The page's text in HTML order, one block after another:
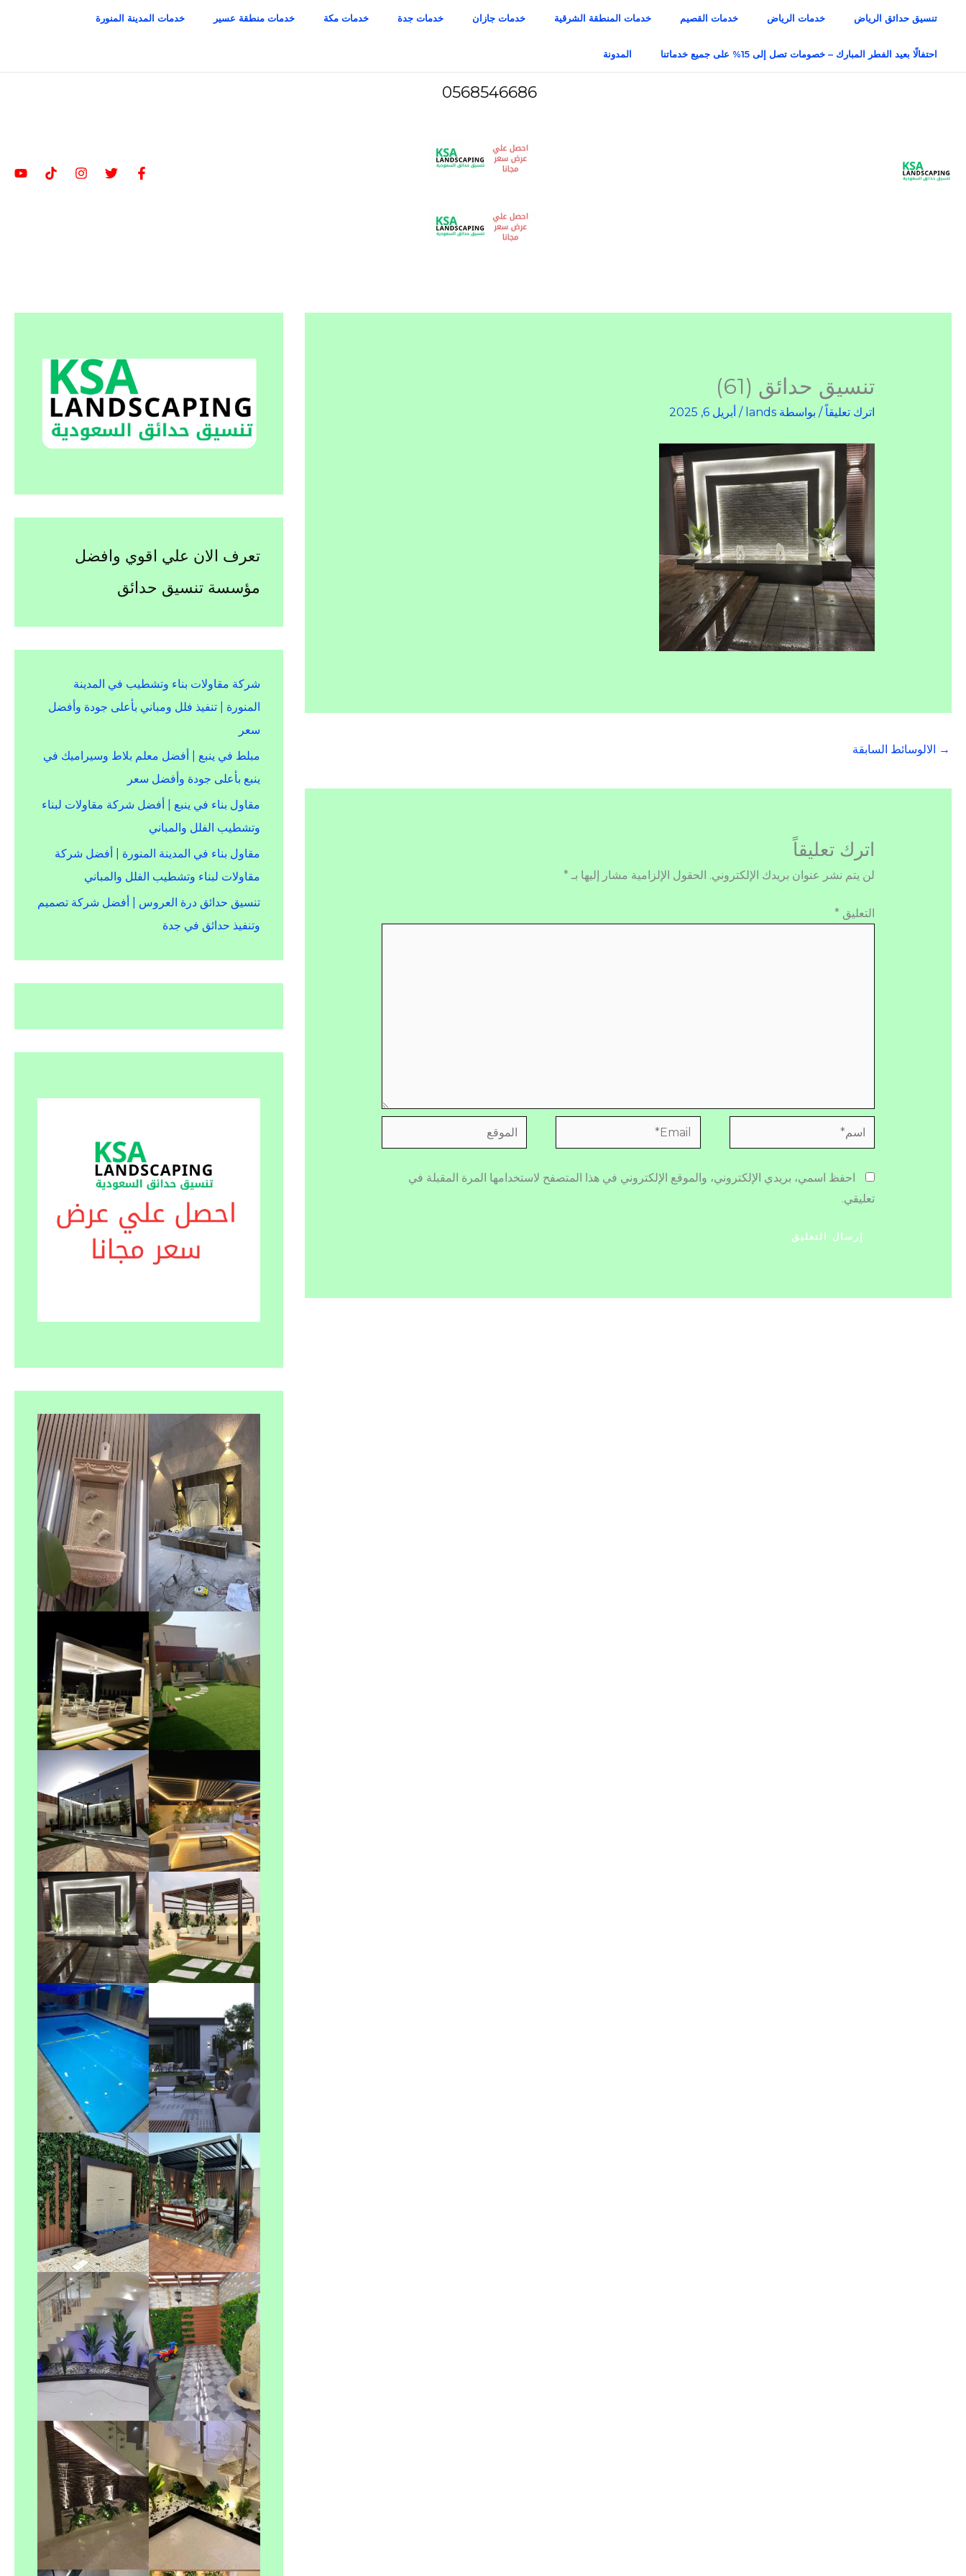
المحتوى
تنسيق حدائق الرياض خدمات الرياض خدمات القصيم خدمات المنطقة الشرقية خدمات جازان خدمات جدة خدمات مكة خدمات منطقة عسير خدمات المدينة المنورة
احتفالًا بعيد الفطر المبارك – خصومات تصل إلى 15% على جميع خدماتنا المدونة
0568546686
تنسيق حدائق (61)
اترك تعليقاً / بواسطة lands
/ أبريل 6, 2025
→ الالوسائط السابقة
اترك تعليقاً
لن يتم نشر عنوان بريدك الإلكتروني. الحقول الإلزامية مشار إليها بـ *
التعليق *
اسم* Email* الموقع
احفظ اسمي، بريدي الإلكتروني، والموقع الإلكتروني في هذا المتصفح لاستخدامها المرة المقبلة في
تعليقي.
تعرف الان علي اقوي وافضل
مؤسسة تنسيق حدائق
شركة مقاولات بناء وتشطيب في المدينة
المنورة | تنفيذ فلل ومباني بأعلى جودة وأفضل
سعر
مبلط في ينبع | أفضل معلم بلاط وسيراميك في
ينبع بأعلى جودة وأفضل سعر
مقاول بناء في ينبع | أفضل شركة مقاولات لبناء
وتشطيب الفلل والمباني
مقاول بناء في المدينة المنورة | أفضل شركة
مقاولات لبناء وتشطيب الفلل والمباني
تنسيق حدائق درة العروس | أفضل شركة تصميم
وتنفيذ حدائق في جدة